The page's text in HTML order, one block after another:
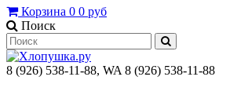
Корзина 0 0 руб
Поиск
8 (926) 538-11-88, WA 8 (926) 538-11-88